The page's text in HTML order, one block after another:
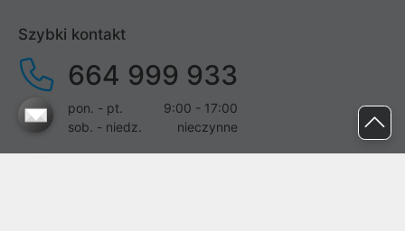
Szybki kontakt
664 999 933
pon. - pt.
9:00 - 17:00
sob. - niedz.
nieczynne